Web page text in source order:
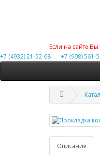
Если на сайте
+7 (4932) 21-52-68
+7 (908) 561-
Описание